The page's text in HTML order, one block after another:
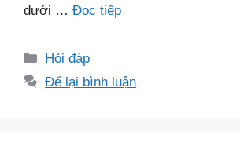
dưới … Đọc tiếp
Danh
mục
Hỏi đáp
Để lại bình luận